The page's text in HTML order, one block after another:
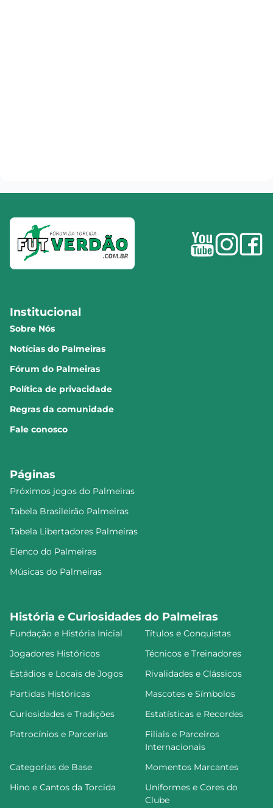
Institucional
Sobre Nós
Notícias do Palmeiras
Fórum do Palmeiras
Política de privacidade
Regras da comunidade
Fale conosco
Páginas
Próximos jogos do Palmeiras
Tabela Brasileirão Palmeiras
Tabela Libertadores Palmeiras
Elenco do Palmeiras
Músicas do Palmeiras
História e Curiosidades do Palmeiras
Fundação e História Inicial
Títulos e Conquistas
Jogadores Históricos
Técnicos e Treinadores
Estádios e Locais de Jogos
Rivalidades e Clássicos
Partidas Históricas
Mascotes e Símbolos
Curiosidades e Tradições
Estatísticas e Recordes
Patrocínios e Parcerias
Filiais e Parceiros
Internacionais
Categorias de Base
Momentos Marcantes
Hino e Cantos da Torcida
Uniformes e Cores do
Clube